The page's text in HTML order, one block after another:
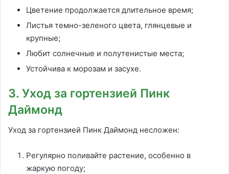
Цветение продолжается длительное время;
Листья темно-зеленого цвета, глянцевые и
крупные;
Любит солнечные и полутенистые места;
Устойчива к морозам и засухе.
3. Уход за гортензией Пинк
Даймонд
Уход за гортензией Пинк Даймонд несложен:
Регулярно поливайте растение, особенно в
жаркую погоду;